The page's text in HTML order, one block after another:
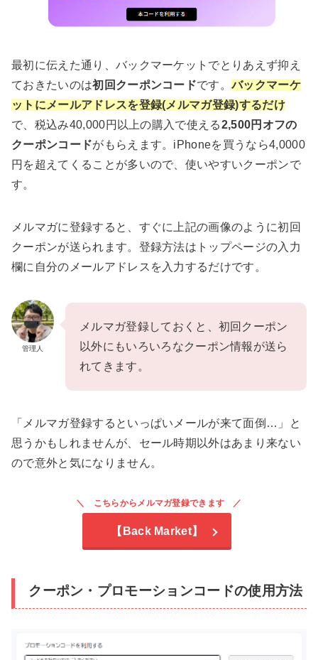
最初に伝えた通り、バックマーケットでとりあえず抑え
ておきたいのは初回クーポンコードです。バックマーケ
ットにメールアドレスを登録(メルマガ登録)するだけ
で、税込み40,000円以上の購入で使える2,500円オフの
クーポンコードがもらえます。iPhoneを買うなら4,0000
円を超えてくることが多いので、使いやすいクーポンで
す。
メルマガに登録すると、すぐに上記の画像のように初回
クーポンが送られます。登録方法はトップページの入力
欄に自分のメールアドレスを入力するだけです。
管理人
メルマガ登録しておくと、初回クーポン
以外にもいろいろなクーポン情報が送ら
れてきます。
「メルマガ登録するといっぱいメールが来て面倒…」と
思うかもしれませんが、セール時期以外はあまり来ない
ので意外と気になりません。
こちらからメルマガ登録できます
【Back Market】
クーポン・プロモーションコードの使用方法